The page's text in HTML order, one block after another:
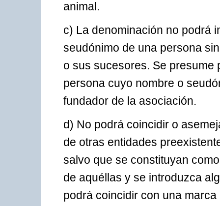
animal.
c) La denominación no podrá
seudónimo de una persona
o sus sucesores. Se presume
persona cuyo nombre o
fundador de la asociación.
d) No podrá coincidir o
de otras entidades
salvo que se constituyan
de aquéllas y se introduzca
podrá coincidir con una